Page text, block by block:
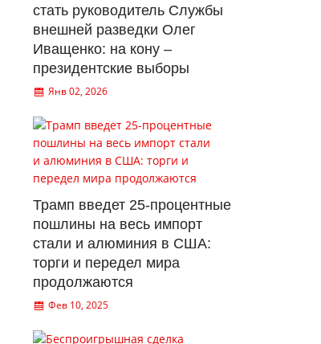
стать руководитель Службы
внешней разведки Олег
Иващенко: на кону –
президентские выборы
Янв 02, 2026
Трамп введет 25-процентные
пошлины на весь импорт
стали и алюминия в США:
торги и передел мира
продолжаются
Фев 10, 2025